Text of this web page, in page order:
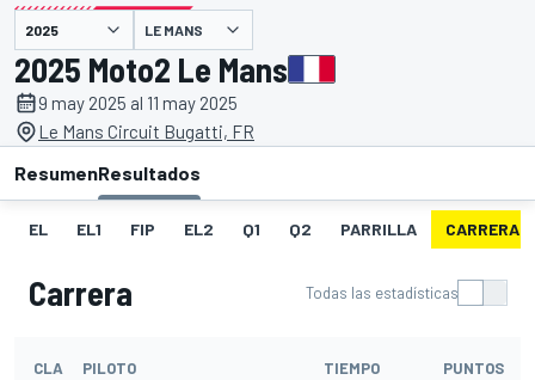
presentado por LE MANS
2025 Moto2 Le Mans
9 may 2025 al 11 may 2025
Le Mans Circuit Bugatti, FR
ResumenResultados
EL EL1 FIP EL2 Q1 Q2 PARRILLA CARRERA
Carrera Todas las estadísticas
CLA PILOTO TIEMPO PUNTOS